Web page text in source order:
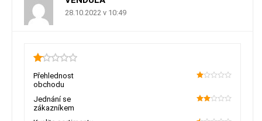
28.10.2022 v 10:49
1.15
Přehlednost
obchodu
Jednání se
zákazníkem